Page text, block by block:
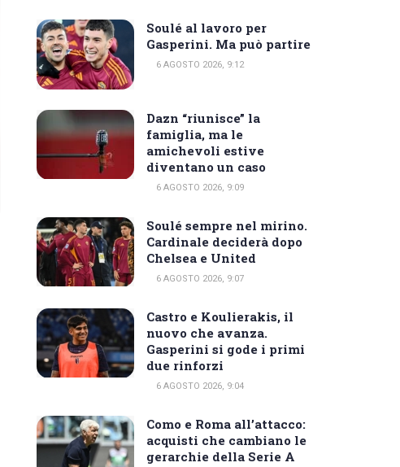
Soulé al lavoro per
Gasperini. Ma può partire
6 AGOSTO 2026, 9:12
Dazn “riunisce” la
famiglia, ma le
amichevoli estive
diventano un caso
6 AGOSTO 2026, 9:09
Soulé sempre nel mirino.
Cardinale deciderà dopo
Chelsea e United
6 AGOSTO 2026, 9:07
Castro e Koulierakis, il
nuovo che avanza.
Gasperini si gode i primi
due rinforzi
6 AGOSTO 2026, 9:04
Como e Roma all’attacco:
acquisti che cambiano le
gerarchie della Serie A